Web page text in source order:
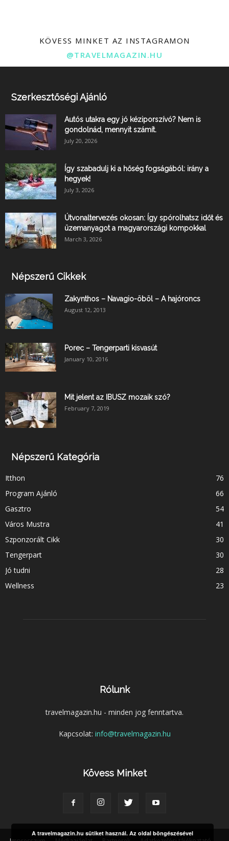
KÖVESS MINKET AZ INSTAGRAMON
@TRAVELMAGAZIN.HU
Szerkesztőségi Ajánló
Autós utakra egy jó kéziporszívó? Nem is
gondolnád, mennyit számít.
July 20, 2026
Így szabadulj ki a hőség fogságából: irány a
hegyek!
July 3, 2026
Útvonaltervezés okosan: Így spórolhatsz időt és
üzemanyagot a magyarországi kompokkal
March 3, 2026
Népszerű Cikkek
Zakynthos – Navagio-öböl – A hajóroncs
August 12, 2013
Porec – Tengerparti kisvasút
January 10, 2016
Mit jelent az IBUSZ mozaik szó?
February 7, 2019
Népszerű Kategória
Itthon
76
Program Ajánló
66
Gasztro
54
Város Mustra
41
Szponzorált Cikk
30
Tengerpart
30
Jó tudni
28
Wellness
23
Rólunk
travelmagazin.hu - minden jog fenntartva.
Kapcsolat: info@travelmagazin.hu
Kövess Minket
A travelmagazin.hu sütiket használ. Az oldal böngészésével